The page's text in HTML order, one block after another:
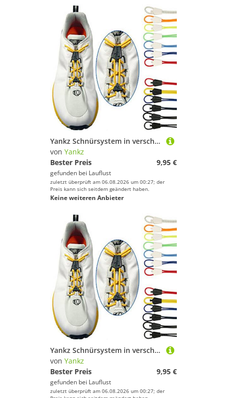
Yankz Schnürsystem in verschiedenen Farben
von Yankz
Bester Preis
9,95 €
gefunden bei Lauflust
zuletzt überprüft am 06.08.2026 um 00:27; der
Preis kann sich seitdem geändert haben.
Keine weiteren Anbieter
Yankz Schnürsystem in verschiedenen Farben
von Yankz
Bester Preis
9,95 €
gefunden bei Lauflust
zuletzt überprüft am 06.08.2026 um 00:27; der